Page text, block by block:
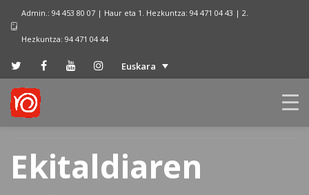
Admin.: 94 453 80 07 | Haur eta 1. Hezkuntza: 94 471 04 43 | 2.
Hezkuntza: 94 471 04 44
Euskara
Ekitaldiaren